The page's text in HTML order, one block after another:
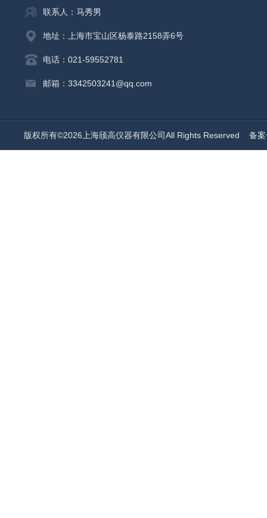
联系人：马秀男
地址：上海市宝山区杨泰路2158弄6号
电话：021-59552781
邮箱：3342503241@qq.com
版权所有©2026上海颀高仪器有限公司All Rights Reserved 备